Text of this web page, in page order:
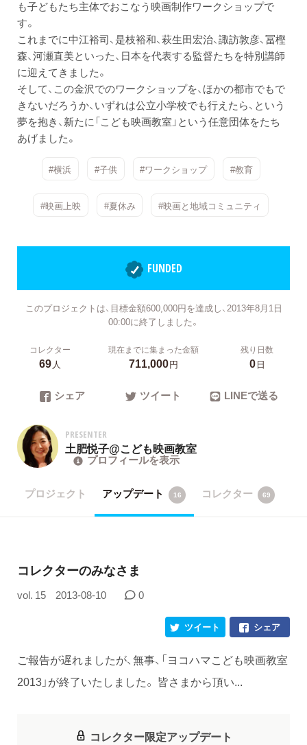
も子どもたち主体でおこなう映画制作ワークショップで
す。
これまでに中江裕司、是枝裕和、萩生田宏治、諏訪敦彦、冨樫
森、河瀬直美といった、日本を代表する監督たちを特別講師
に迎えてきました。
そして、この金沢でのワークショップを、ほかの都市でもで
きないだろうか、いずれは公立小学校でも行えたら、という
夢を抱き、新たに「こども映画教室」という任意団体をたち
あげました。
#横浜 #子供 #ワークショップ #教育
#映画上映 #夏休み #映画と地域コミュニティ
FUNDED
このプロジェクトは、目標金額600,000円を達成し、2013年8月1日
00:00に終了しました。
コレクター
69人
現在までに集まった金額
711,000円
残り日数
0日
シェア ツイート LINEで送る
PRESENTER
土肥悦子@こども映画教室
プロフィールを表示
プロジェクト アップデート 16 コレクター 69
コレクターのみなさま
vol. 15 2013-08-10 0
シェア
ツイート
ご報告が遅れましたが、無事、「ヨコハマこども映画教室
2013」が終了いたしました。 皆さまから頂い...
コレクター限定アップデート